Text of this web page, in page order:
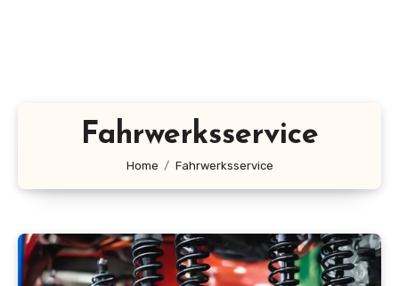
Fahrwerksservice
Home Fahrwerksservice